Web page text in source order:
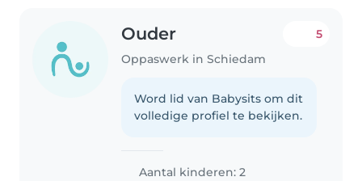
Ouder
Oppaswerk in Schiedam
5
Word lid van Babysits om dit
volledige profiel te bekijken.
Aantal kinderen: 2